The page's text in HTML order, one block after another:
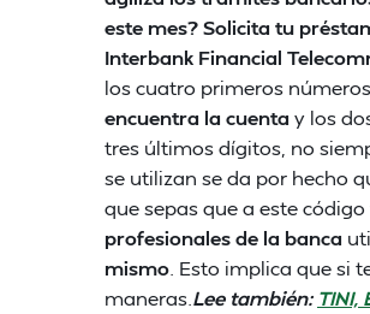
este mes? Solicita tu
Interbank Financial
los cuatro primeros
encuentra la cuenta y los
tres últimos dígitos, no
se utilizan se da por hecho
que sepas que a este
profesionales de la banca
mismo . Esto implica que si
maneras. Lee también: TINI,